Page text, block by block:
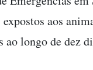
aos
longo de dez